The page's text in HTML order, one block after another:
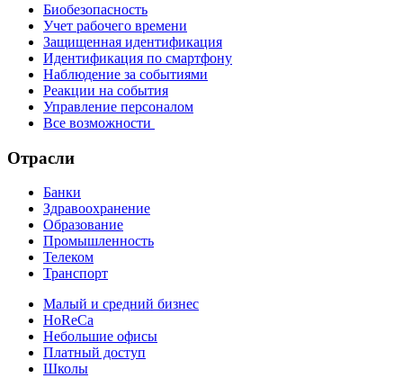
Биобезопасность
Учет рабочего времени
Защищенная идентификация
Идентификация по смартфону
Наблюдение за событиями
Реакции на события
Управление персоналом
Все возможности
Отрасли
Банки
Здравоохранение
Образование
Промышленность
Телеком
Транспорт
Малый и средний бизнес
HoReCa
Небольшие офисы
Платный доступ
Школы